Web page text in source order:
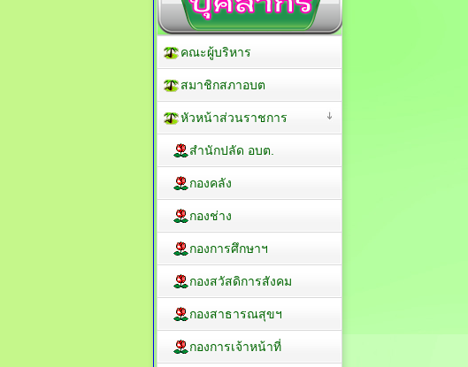
คณะผู้บริหาร
สมาชิกสภาอบต
หัวหน้าส่วนราชการ
สำนักปลัด อบต.
กองคลัง
กองช่าง
กองการศึกษาฯ
กองสวัสดิการสังคม
กองสาธารณสุขฯ
กองการเจ้าหน้าที่